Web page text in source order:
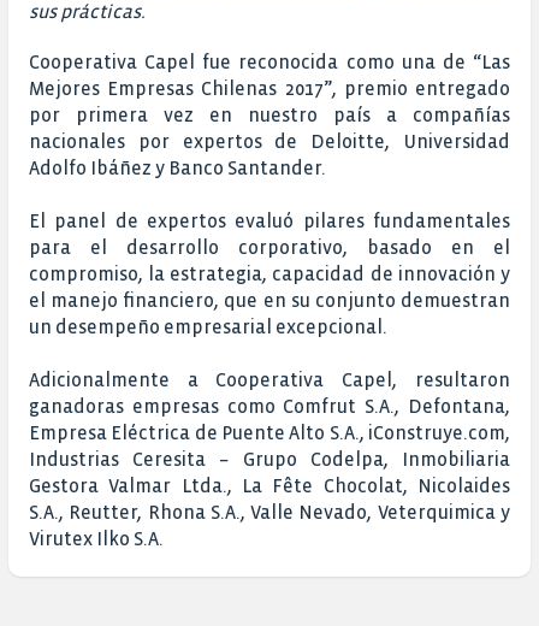
sus prácticas.
Cooperativa Capel fue reconocida como una de “Las
Mejores Empresas Chilenas 2017”, premio entregado
por primera vez en nuestro país a compañías
nacionales por expertos de Deloitte, Universidad
Adolfo Ibáñez y Banco Santander.
El panel de expertos evaluó pilares fundamentales
para el desarrollo corporativo, basado en el
compromiso, la estrategia, capacidad de innovación y
el manejo financiero, que en su conjunto demuestran
un desempeño empresarial excepcional.
Adicionalmente a Cooperativa Capel, resultaron
ganadoras empresas como Comfrut S.A., Defontana,
Empresa Eléctrica de Puente Alto S.A., iConstruye.com,
Industrias Ceresita – Grupo Codelpa, Inmobiliaria
Gestora Valmar Ltda., La Fête Chocolat, Nicolaides
S.A., Reutter, Rhona S.A., Valle Nevado, Veterquimica y
Virutex Ilko S.A.